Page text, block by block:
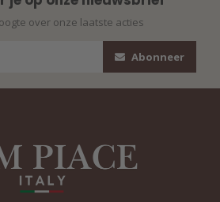
over onze laatste acties
Abonneer